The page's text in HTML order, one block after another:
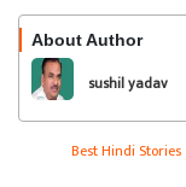
About Author
sushil yadav
Best Hindi Stories